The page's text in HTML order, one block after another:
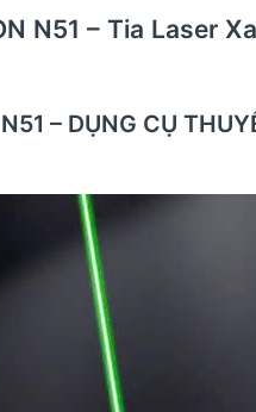
N51 – Tia Laser
– DỤNG CỤ